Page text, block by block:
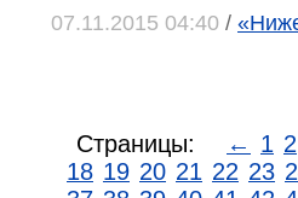
07.11.2015 04:40 /
Страницы: ← 1 2
18 19 20 21 22 23